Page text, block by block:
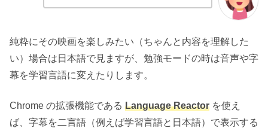
純粋にその映画を楽しみたい（ちゃんと内容を理解した
い）場合は日本語で見ますが、勉強モードの時は音声や字
幕を学習言語に変えたりします。
Chrome の拡張機能である Language Reactor を使え
ば、字幕を二言語（例えば学習言語と日本語）で表示する